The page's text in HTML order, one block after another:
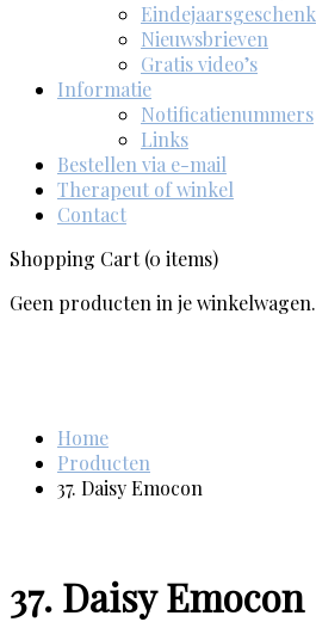
Eindejaarsgeschenk
Nieuwsbrieven
Gratis video’s
Informatie
Notificatienummers
Links
Bestellen via e-mail
Therapeut of winkel
Contact
Shopping Cart(0 items)
Geen producten in je winkelwagen.
Home
Producten
37. Daisy Emocon
37. Daisy Emocon